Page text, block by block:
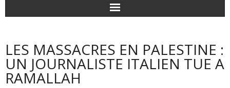
POUR AGIR
AGENDA
LES MASSACRES EN PALESTINE :
UN JOURNALISTE ITALIEN TUE A
RAMALLAH